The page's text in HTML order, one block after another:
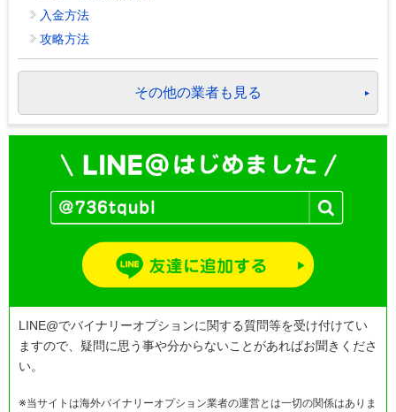
入金方法
攻略方法
その他の業者も見る
LINE@でバイナリーオプションに関する質問等を受け付けてい
ますので、疑問に思う事や分からないことがあればお聞きくださ
い。
※当サイトは海外バイナリーオプション業者の運営とは一切の関係はありま